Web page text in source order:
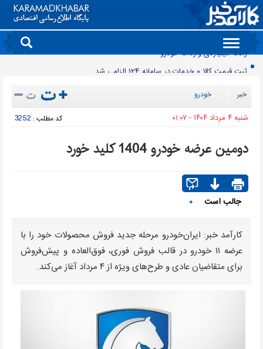
Toggle
navigation
ثبت قیمت کالا و خدمات در سامانه 124 الزامی شد
پایان واگذاری سنتی پهنه های معدنی
افت ۳۴ درصدی فروش خودروسازان؛ ۱۵۵ هزار خودرو در چهار ماه فروخته شد
چرا قبوض برق برخی مشترکان افزایش چند برابری داشت؟
گروه کالاهایی که مشمول واردات با ارز اشخاص شدند
پرشدگی سدها به 58درصد رسید
رانت میلیاردی واردات خودرو
خبر خودرو
شنبه ۴ مرداد ۱۴۰۴ - ۰۱:۰۷ کد مطلب : 3252
دومین عرضه خودرو 1404 کلید خورد
جالب است ۰
کارآمد خبر: ایران‌خودرو مرحله جدید فروش محصولات خود را با
عرضه ۱۱ خودرو در قالب فروش فوری، فوق‌العاده و پیش‌فروش
برای متقاضیان عادی و طرح‌های ویژه از ۴ مرداد آغاز می‌کند.